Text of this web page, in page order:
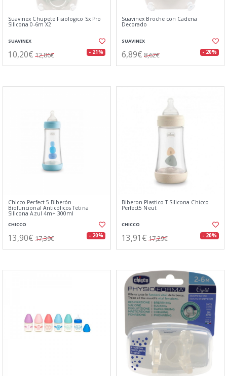
Suavinex Chupete Fisiologico Sx Pro
Silicona 0-6m X2
SUAVINEX
10,20€ 12,86€ - 21%
Suavinex Broche con Cadena
Decorado
SUAVINEX
6,89€ 8,62€ - 20%
Chicco Perfect 5 Biberón
Biofuncional Anticólicos Tetina
Silicona Azul 4m+ 300ml
CHICCO
13,90€ 17,39€ - 20%
Biberon Plastico T Silicona Chicco
Perfect5 Neut
CHICCO
13,91€ 17,29€ - 20%